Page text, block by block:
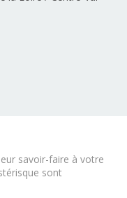
savoir-faire à votre
sont